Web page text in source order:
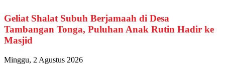
Geliat Shalat Subuh Berjamaah di Desa
Tambangan Tonga, Puluhan Anak Rutin Hadir ke
Masjid
Minggu, 2 Agustus 2026